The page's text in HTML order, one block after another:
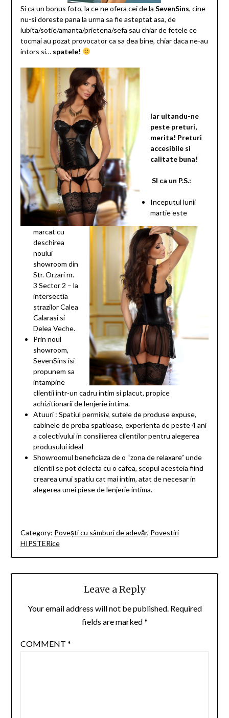
Si ca un bonus foto, la ce ne ofera cei de la SevenSins, cine
nu-si doreste pana la urma sa fie asteptat asa, de
iubita/sotie/amanta/prietena/sefa sau chiar de fetele ce
tocmai au pozat provocator ca sa dea bine, chiar daca ne-au
intors si… spatele!
Iar uitandu-ne
peste preturi,
merita! Preturi
accesibile si
calitate buna!
SI ca un P.S.:
Inceputul lunii
martie este
marcat cu
deschirea
noului
showroom din
Str. Orzari nr.
3 Sector 2 – la
intersectia
strazilor Calea
Calarasi si
Delea Veche.
Prin noul
showroom,
SevenSins isi
propunem sa
intampine
clientii intr-un cadru intim si placut, propice
achizitionarii de lenjerie intima.
Atuuri : Spatiul permisiv, sutele de produse expuse,
cabinele de proba spatioase, experienta de peste 4 ani
a colectivului in consilierea clientilor pentru alegerea
produsului ideal
Showroomul beneficiaza de o “zona de relaxare” unde
clientii se pot delecta cu o cafea, scopul acesteia fiind
crearea unui spatiu cat mai intim, atat de necesar in
alegerea unei piese de lenjerie intima.
Category: Povești cu sâmburi de adevăr, Povestiri
HIPSTERice
Leave a Reply
Your email address will not be published. Required
fields are marked*
COMMENT *